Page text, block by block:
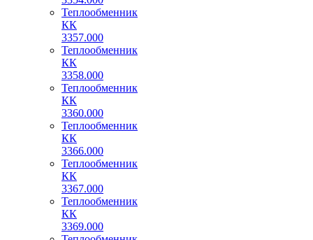
Теплообменник
КК
3357.000
Теплообменник
КК
3358.000
Теплообменник
КК
3360.000
Теплообменник
КК
3366.000
Теплообменник
КК
3367.000
Теплообменник
КК
3369.000